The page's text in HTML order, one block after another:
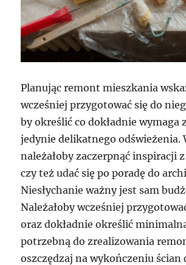
Planując remont mieszkania
wcześniej przygotować się do
by określić co dokładnie wymaga
jedynie delikatnego odświeżenia.
należałoby zaczerpnąć inspiracji
czy też udać się po poradę do
Niesłychanie ważny jest sam
Należałoby wcześniej
oraz dokładnie określić
potrzebną do zrealizowania
oszczędzaj na wykończeniu ścian